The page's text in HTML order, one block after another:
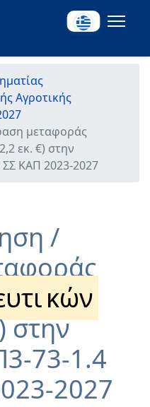
Αγροτικής
μεταφοράς
εκ. €) στην
ΚΑΠ 2023-2027
/
κών
στην
73-1.4
2027